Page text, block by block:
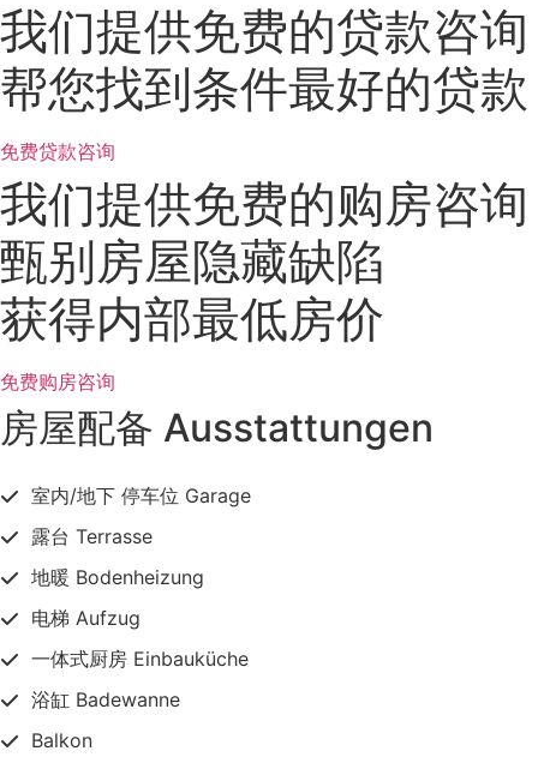
我们提供免费的贷款咨询
帮您找到条件最好的贷款
免费贷款咨询
我们提供免费的购房咨询
甄别房屋隐藏缺陷
获得内部最低房价
免费购房咨询
房屋配备 Ausstattungen
室内/地下 停车位 Garage
露台 Terrasse
地暖 Bodenheizung
电梯 Aufzug
一体式厨房 Einbauküche
浴缸 Badewanne
Balkon